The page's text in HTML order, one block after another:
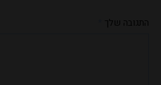
התגובה שלך